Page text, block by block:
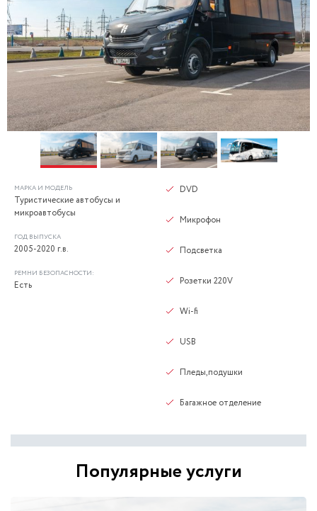
МАРКА И МОДЕЛЬ
Туристические автобусы и
микроавтобусы
ГОД ВЫПУСКА
2005-2020 г.в.
РЕМНИ БЕЗОПАСНОСТИ:
Есть
DVD
Микрофон
Подсветка
Розетки 220V
Wi-fi
USB
Пледы,подушки
Багажное отделение
Популярные услуги